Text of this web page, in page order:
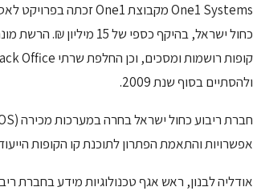
One1 Systems מקבוצת One1 זכתה בפרויקט לאספקה והטמעה של
ולהסתיים בסוף שנת 2009.
אפשרויות והתאמת הפתרון לתוכנת קו הקופות
אודליה לבנון, ראש אגף טכנולוגיות מידע בחברת